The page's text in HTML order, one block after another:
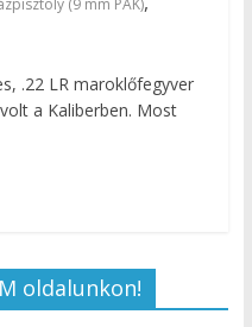
.22 LR maroklőfegyver
a Kaliberben. Most
oldalunkon!